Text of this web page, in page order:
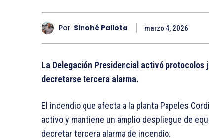
Por Sinohé Pallota marzo 4, 2026
La Delegación Presidencial activó protocolos
decretarse tercera alarma.
El incendio que afecta a la planta Papeles
activo y mantiene un amplio despliegue de
decretar tercera alarma de incendio.